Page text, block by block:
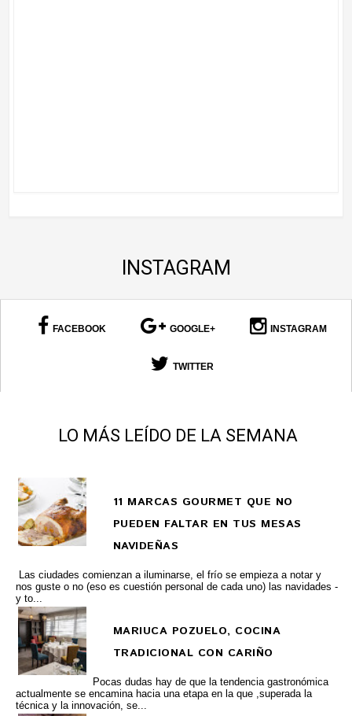
INSTAGRAM
FACEBOOK GOOGLE+ INSTAGRAM
TWITTER
LO MÁS LEÍDO DE LA SEMANA
11 MARCAS GOURMET QUE NO
PUEDEN FALTAR EN TUS MESAS
NAVIDEÑAS
Las ciudades comienzan a iluminarse, el frío se empieza a notar y
nos guste o no (eso es cuestión personal de cada uno) las navidades -
y to...
MARIUCA POZUELO, COCINA
TRADICIONAL CON CARIÑO
Pocas dudas hay de que la tendencia gastronómica
actualmente se encamina hacia una etapa en la que ,superada la
técnica y la innovación, se...